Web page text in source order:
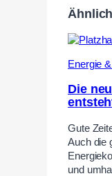
Energie
Die
Gute
Auch die
und